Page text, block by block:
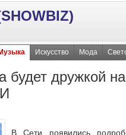
Искусство Мода
будет дружкой
В Сети появились